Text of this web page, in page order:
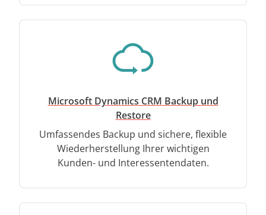
Microsoft Dynamics CRM Backup und
Restore
Umfassendes Backup und sichere, flexible
Wiederherstellung Ihrer wichtigen
Kunden- und Interessentendaten.